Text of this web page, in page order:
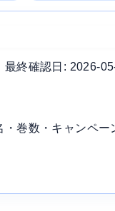
最終確認日: 2026-
巻数・キャンペー